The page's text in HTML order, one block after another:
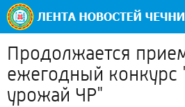
Продолжается
ежегодный
урожай ЧР"